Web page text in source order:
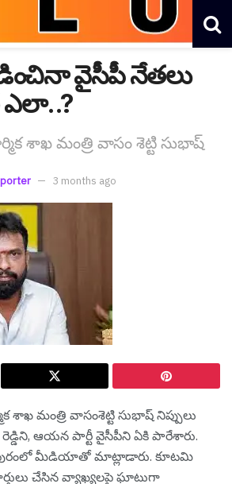
వైసీపీ నేత‌లు
శాఖ మంత్రి వాసం శెట్టి సుభాష్
3 months ago
శాఖ మంత్రి వాసంశెట్టి సుభాష్ నిప్పులు
ఆయ‌న పార్టీ వైసీపీని ఏకి పారేశారు.
మీడియాతో మాట్లాడారు. కూటమి
చేసిన వ్యాఖ్య‌ల‌పై ఘాటుగా